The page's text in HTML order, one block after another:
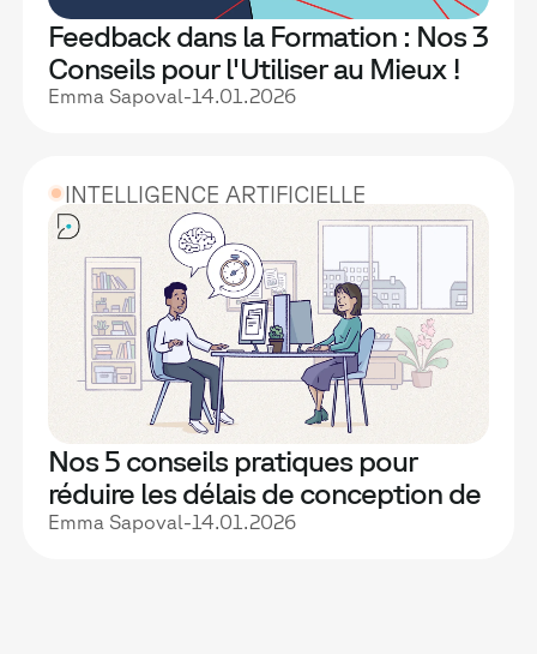
Feedback dans la Formation : Nos 3
Conseils pour l'Utiliser au Mieux !
Emma Sapoval-14.01.2026
INTELLIGENCE ARTIFICIELLE
Nos 5 conseils pratiques pour
réduire les délais de conception de
vos formations grâce à l'IA, tout en
Emma Sapoval-14.01.2026